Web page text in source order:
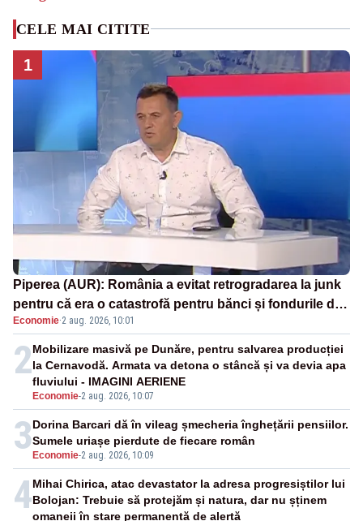
CELE MAI CITITE
1
Piperea (AUR): România a evitat retrogradarea la junk
pentru că era o catastrofă pentru bănci și fondurile de
pensii
Economie·2 aug. 2026, 10:01
2
Economie-2 aug. 2026, 10:07
Mobilizare masivă pe Dunăre, pentru salvarea producției
la Cernavodă. Armata va detona o stâncă și va devia apa
fluviului - IMAGINI AERIENE
3 Economie-2 aug. 2026, 10:09
Dorina Barcari dă în vileag șmecheria înghețării pensiilor.
Sumele uriașe pierdute de fiecare român
4Mihai Chirica, atac devastator la adresa progresiștilor lui
Bolojan: Trebuie să protejăm și natura, dar nu șținem
omaneii în stare permanentă de alertă